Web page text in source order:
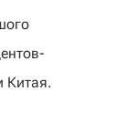
Китая.